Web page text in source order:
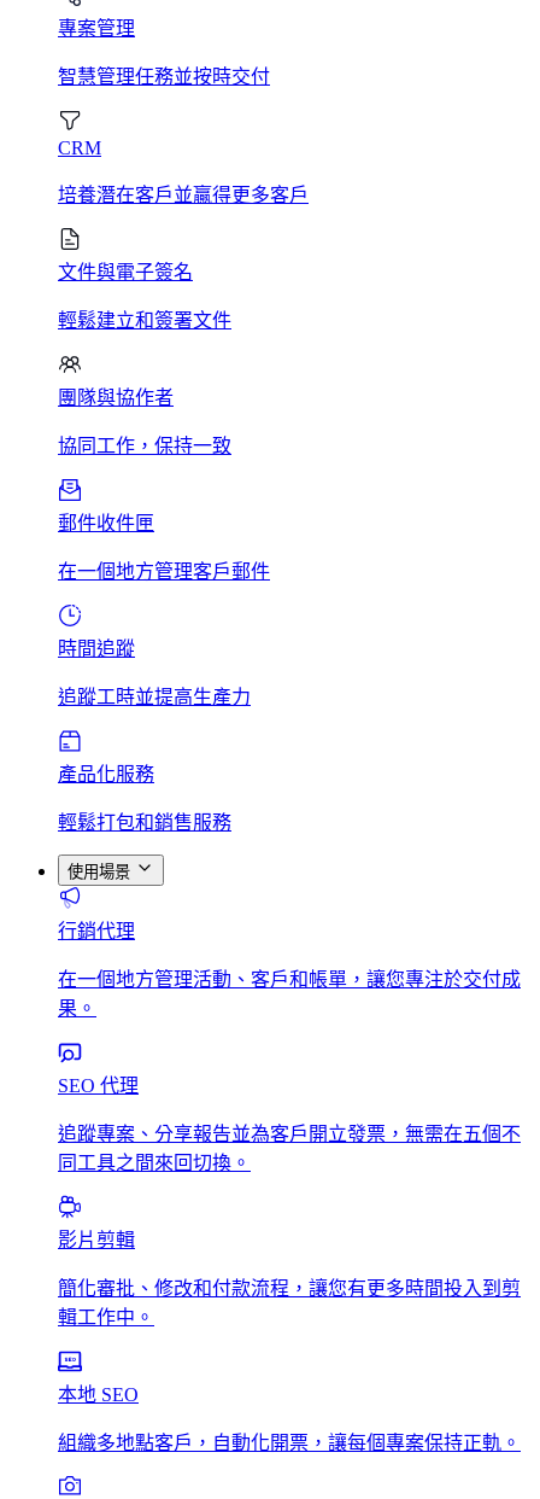
專案管理
智慧管理任務並按時交付
CRM
培養潛在客戶並贏得更多客戶
文件與電子簽名
輕鬆建立和簽署文件
團隊與協作者
協同工作，保持一致
郵件收件匣
在一個地方管理客戶郵件
時間追蹤
追蹤工時並提高生產力
產品化服務
輕鬆打包和銷售服務
使用場景
行銷代理
在一個地方管理活動、客戶和帳單，讓您專注於交付成
果。
SEO 代理
追蹤專案、分享報告並為客戶開立發票，無需在五個不
同工具之間來回切換。
影片剪輯
簡化審批、修改和付款流程，讓您有更多時間投入到剪
輯工作中。
本地 SEO
組織多地點客戶，自動化開票，讓每個專案保持正軌。